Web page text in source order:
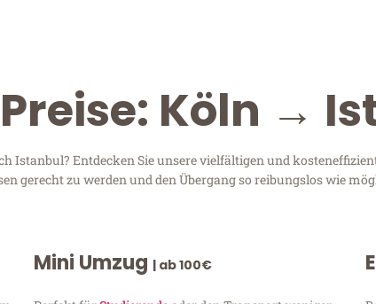
Köln →
Istanbul? Entdecken Sie unsere vielfältigen und
gerecht zu werden und den Übergang so reibungslos wie
Mini Umzug | ab 100€